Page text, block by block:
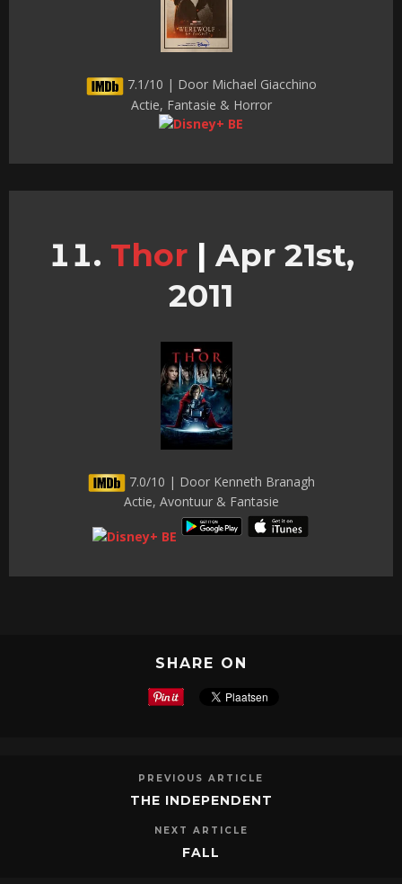
7.1/10 | Door Michael Giacchino
Actie, Fantasie & Horror
Thor | Apr 21st,
2011
7.0/10 | Door Kenneth Branagh
Actie, Avontuur & Fantasie
SHARE ON
PREVIOUS ARTICLE
THE INDEPENDENT
NEXT ARTICLE
FALL